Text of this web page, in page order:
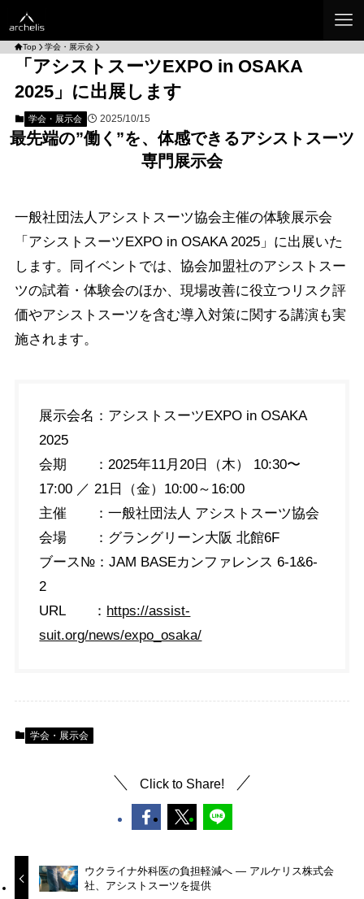
Top 学会・展示会
「アシストスーツEXPO in OSAKA
2025」に出展します
学会・展示会 2025/10/15
最先端の”働く”を、体感できるアシストスーツ
専門展示会
一般社団法人アシストスーツ協会主催の体験展示会
「アシストスーツEXPO in OSAKA 2025」に出展いた
します。同イベントでは、協会加盟社のアシストスー
ツの試着・体験会のほか、現場改善に役立つリスク評
価やアシストスーツを含む導入対策に関する講演も実
施されます。
展示会名：アシストスーツEXPO in OSAKA
2025
会期 ：2025年11月20日（木） 10:30〜
17:00 ／ 21日（金）10:00～16:00
主催 ：一般社団法人 アシストスーツ協会
会場 ：グラングリーン大阪 北館6F
ブース№：JAM BASEカンファレンス 6-1&6-
2
URL ： https://assist-
suit.org/news/expo_osaka/
学会・展示会
Click to Share!
ウクライナ外科医の負担軽減へ ― アルケリス株式会
社、アシストスーツを提供